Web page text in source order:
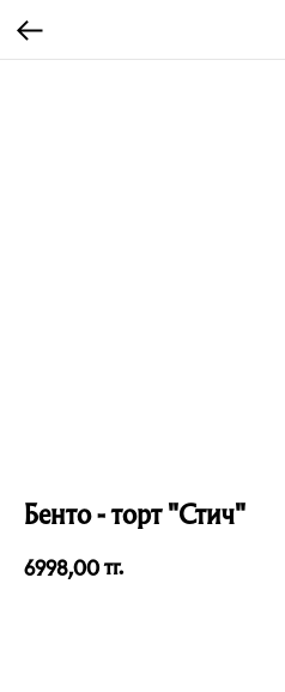
Бенто - торт "Стич"
6998,00тг.